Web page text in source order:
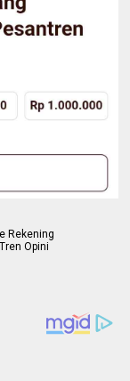
Rekening
Opini